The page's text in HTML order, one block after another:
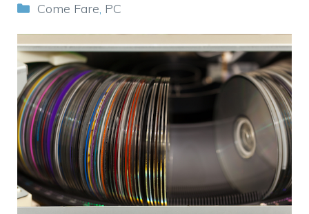
Categorie
Come Fare, PC